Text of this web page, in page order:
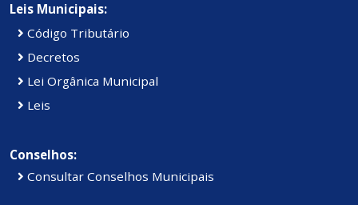
Leis Municipais:
Código Tributário
Decretos
Lei Orgânica Municipal
Leis
Conselhos:
Consultar Conselhos Municipais